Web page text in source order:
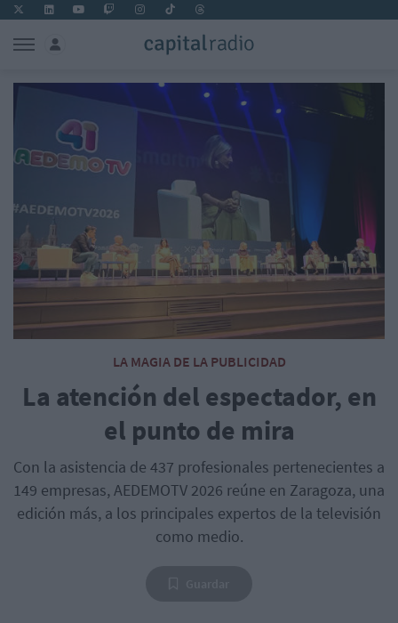
LA MAGIA DE LA PUBLICIDAD
La atención del espectador, en
el punto de mira
Con la asistencia de 437 profesionales pertenecientes a
149 empresas, AEDEMOTV 2026 reúne en Zaragoza, una
edición más, a los principales expertos de la televisión
como medio.